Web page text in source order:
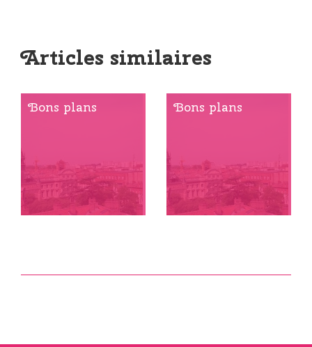
Articles similaires
Bons plans Bons plans